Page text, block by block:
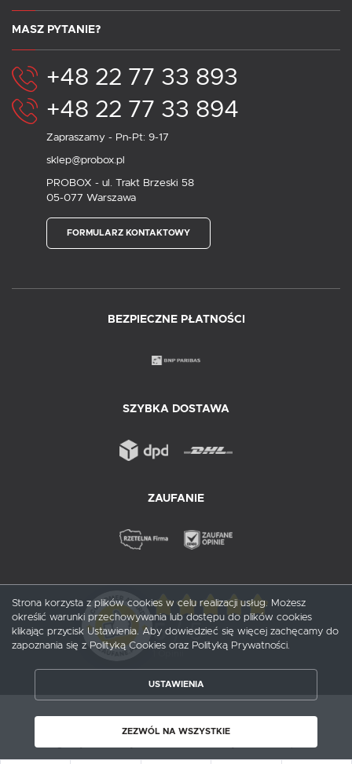
MASZ PYTANIE?
+48 22 77 33 893
+48 22 77 33 894
Zapraszamy - Pn-Pt: 9-17
sklep@probox.pl
PROBOX - ul. Trakt Brzeski 58
05-077 Warszawa
FORMULARZ KONTAKTOWY
BEZPIECZNE PŁATNOŚCI
SZYBKA DOSTAWA
ZAUFANIE
5/ 5
Copyright by probox.pl
Strona korzysta z plików cookies w celu realizacji usług. Możesz
określić warunki przechowywania lub dostępu do plików cookies
klikając przycisk Ustawienia. Aby dowiedzieć się więcej zachęcamy do
zapoznania się z Polityką Cookies oraz Polityką Prywatności.
USTAWIENIA
ZEZWÓL NA WSZYSTKIE